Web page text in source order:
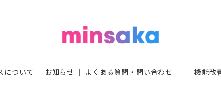
について ｜ お知らせ ｜ よくある質問・問い合わせ ｜機能改